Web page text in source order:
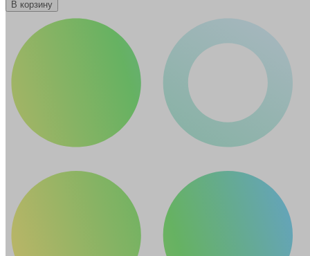
В корзину